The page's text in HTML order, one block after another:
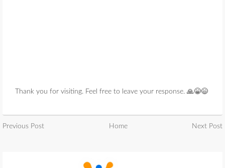
Thank you for visiting. Feel free to leave your response. 🙏😁😄
Previous Post Home Next Post